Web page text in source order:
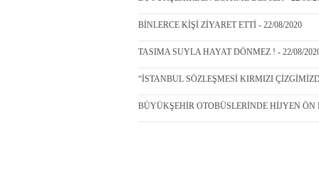
BİNLERCE KİŞİ ZİYARET ETTİ - 22/08/2020
TASIMA SUYLA HAYAT DÖNMEZ ! - 22/08/
“İSTANBUL SÖZLEŞMESİ KIRMIZI
BÜYÜKŞEHİR OTOBÜSLERİNDE HİJYEN ÖN